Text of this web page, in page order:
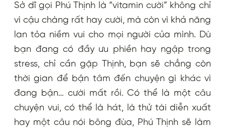
Sở dĩ gọi Phú Thịnh là “vitamin cười” không chỉ
vì cậu chàng rất hay cười, mà còn vì khả năng
lan tỏa niềm vui cho mọi người của mình. Dù
bạn đang có đầy ưu phiền hay ngập trong
stress, chỉ cần gặp Thịnh, bạn sẽ chẳng còn
thời gian để bận tâm đến chuyện gì khác vì
đang bận… cười mất rồi. Có thể là một câu
chuyện vui, có thể là hát, là thử tài diễn xuất
hay một câu nói bông đùa, Phú Thịnh sẽ làm